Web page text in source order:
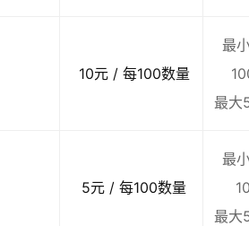
10元 / 每100数量
最
最大
5元 / 每100数量
最
最大